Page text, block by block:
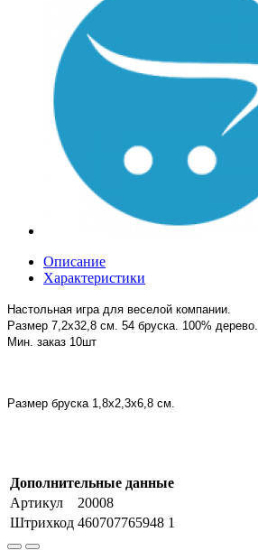
Описание
Характеристики
Настольная игра для веселой компании.
Размер 7,2х32,8 см. 54 бруска. 100% дерево.
Мин. заказ 10шт
Размер бруска 1,8х2,3х6,8 см.
Дополнительные данные
Артикул
20008
Штрихкод 460707765948 1